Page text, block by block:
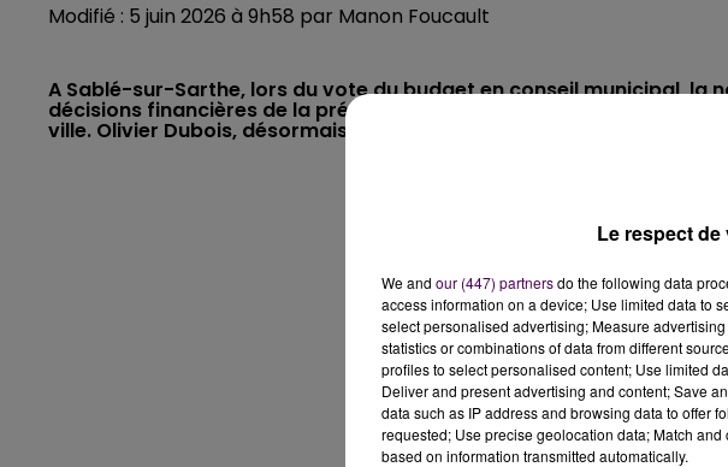
Modifié : 5 juin 2026 à 9h58 par Manon Foucault
A Sablé-sur-Sarthe, lors du vote du budget en conseil municipal, la
décisions financières de la précédente mandature, ayant conduit,
ville. Olivier Dubois, désormais élu dans l'opposition, répond aux
Le respect
We and our (447) partnersdo the following data
access information on a device; Use limited data to
select personalised advertising; Measure
statistics or combinations of data from different
profiles to select personalised content; Use limited
Deliver and present advertising and content; Save
data such as IP address and browsing data to offer
requested; Use precise geolocation data; Match
based on information transmitted automatically.